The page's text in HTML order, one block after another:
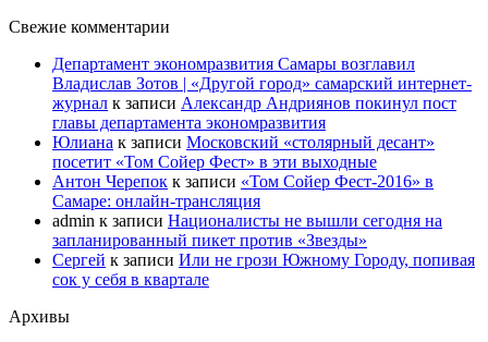
Свежие комментарии
Департамент экономразвития Самары возглавил
Владислав Зотов | «Другой город» самарский интернет-
журнал к записи Александр Андриянов покинул пост
главы департамента экономразвития
Юлиана к записи Московский «столярный десант»
посетит «Том Сойер Фест» в эти выходные
Антон Черепок к записи «Том Сойер Фест-2016» в
Самаре: онлайн-трансляция
admin к записи Националисты не вышли сегодня на
запланированный пикет против «Звезды»
Сергей к записи Или не грози Южному Городу, попивая
сок у себя в квартале
Архивы